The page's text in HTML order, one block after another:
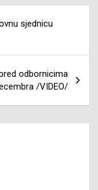
sjednicu
odbornicima
/VIDEO/